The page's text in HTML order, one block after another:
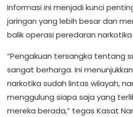
Informasi ini menjadi kunci
jaringan yang lebih besar dan
balik operasi peredaran
“Pengakuan tersangka tentang
sangat berharga. Ini
narkotika sudah lintas wilayah,
menggulung siapa saja yang
mereka berada,” tegas Kasat